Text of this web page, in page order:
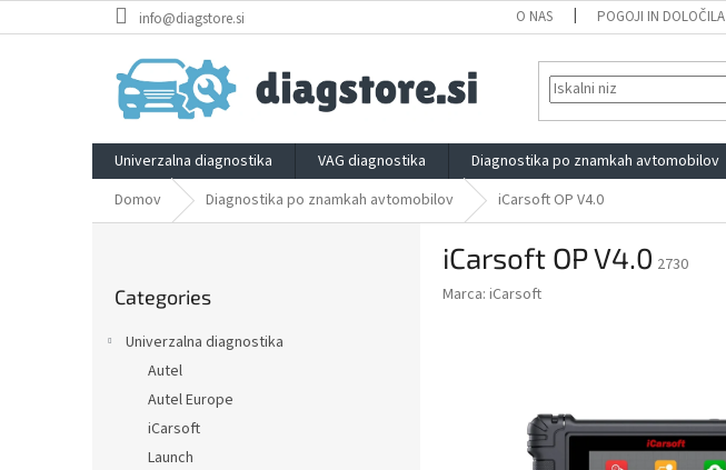
to
info@diagstore.si O NAS POGOJI IN DOLOČILA
Univerzalna diagnostika VAG diagnostika Diagnostika po znamkah avtomobilov
Domov
Diagnostika po znamkah avtomobilov iCarsoft OP V4.0
categories
Categories
Univerzalna diagnostika
Autel
Autel Europe
iCarsoft
Launch
iCarsoft OP V4.0 2730
Marca: iCarsoft